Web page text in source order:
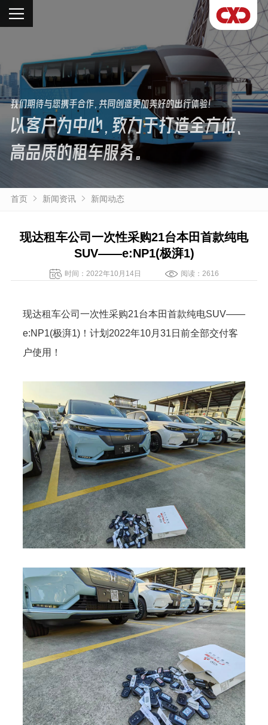
我们期待与您携手合作，共同创造更加美好的出行体验！
以客户为中心，致力于打造全方位、
高品质的租车服务。
首页 新闻资讯 新闻动态
现达租车公司一次性采购21台本田首款纯电
SUV——e:NP1(极湃1)
时间：2022年10月14日 阅读：2616
现达租车公司一次性采购21台本田首款纯电SUV——
e:NP1(极湃1)！计划2022年10月31日前全部交付客
户使用！